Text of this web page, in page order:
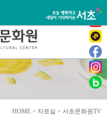
HOME > 자료실 > 서초문화원TV